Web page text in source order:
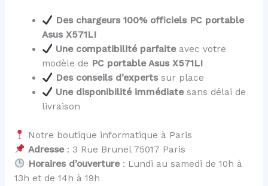
Des chargeurs 100% officiels PC portable
Asus X571LI
Une compatibilité parfaiteavec votre
modèle de PC portable Asus X571LI
Des conseils d’expertssur place
Une disponibilité immédiatesans délai de
livraison
Notre boutique informatique à Paris
Adresse: 3 Rue Brunel 75017 Paris
Horaires d’ouverture: Lundi au samedi de 10h à
13h et de 14h à 19h